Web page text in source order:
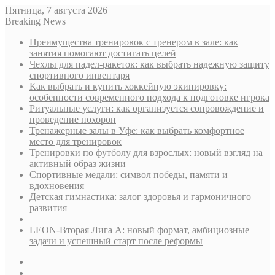
Пятница, 7 августа 2026
Breaking News
Преимущества тренировок с тренером в зале: как
занятия помогают достигать целей
Чехлы для падел-ракеток: как выбрать надежную защиту
спортивного инвентаря
Как выбрать и купить хоккейную экипировку:
особенности современного подхода к подготовке игрока
Ритуальные услуги: как организуется сопровождение и
проведение похорон
Тренажерные залы в Уфе: как выбрать комфортное
место для тренировок
Тренировки по футболу для взрослых: новый взгляд на
активный образ жизни
Спортивные медали: символ победы, памяти и
вдохновения
Детская гимнастика: залог здоровья и гармоничного
развития
LEON-Вторая Лига А: новый формат, амбициозные
задачи и успешный старт после реформы